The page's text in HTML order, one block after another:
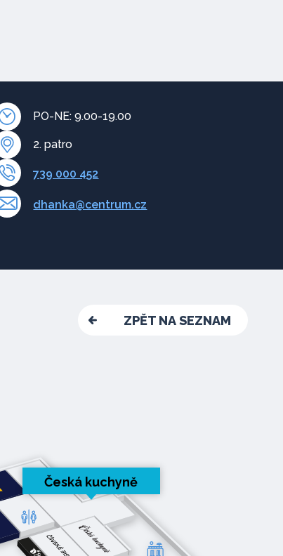
PO-NE: 9.00-19.00
2. patro
739 000 452
dhanka@centrum.cz
ZPĚT NA SEZNAM
Česká kuchyně